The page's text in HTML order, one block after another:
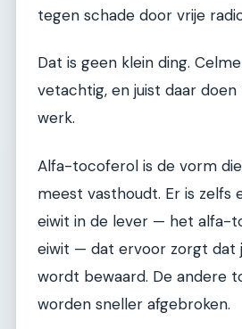
tegen schade door vrije
Dat is geen klein ding.
vetachtig, en juist daar
werk.
Alfa-tocoferol is de vorm
meest vasthoudt. Er is zelfs
eiwit in de lever — het alfa-
eiwit — dat ervoor zorgt dat
wordt bewaard. De andere
worden sneller afgebroken.